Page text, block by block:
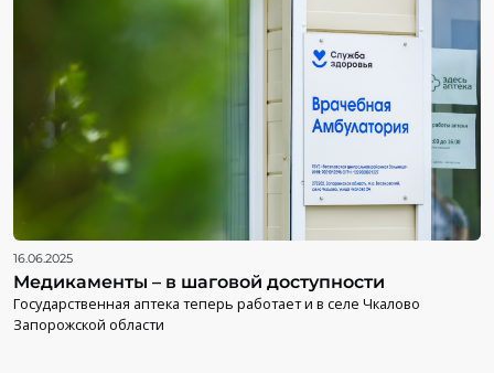
16.06.2025
Медикаменты – в шаговой доступности
Государственная аптека теперь работает и в селе Чкалово
Запорожской области